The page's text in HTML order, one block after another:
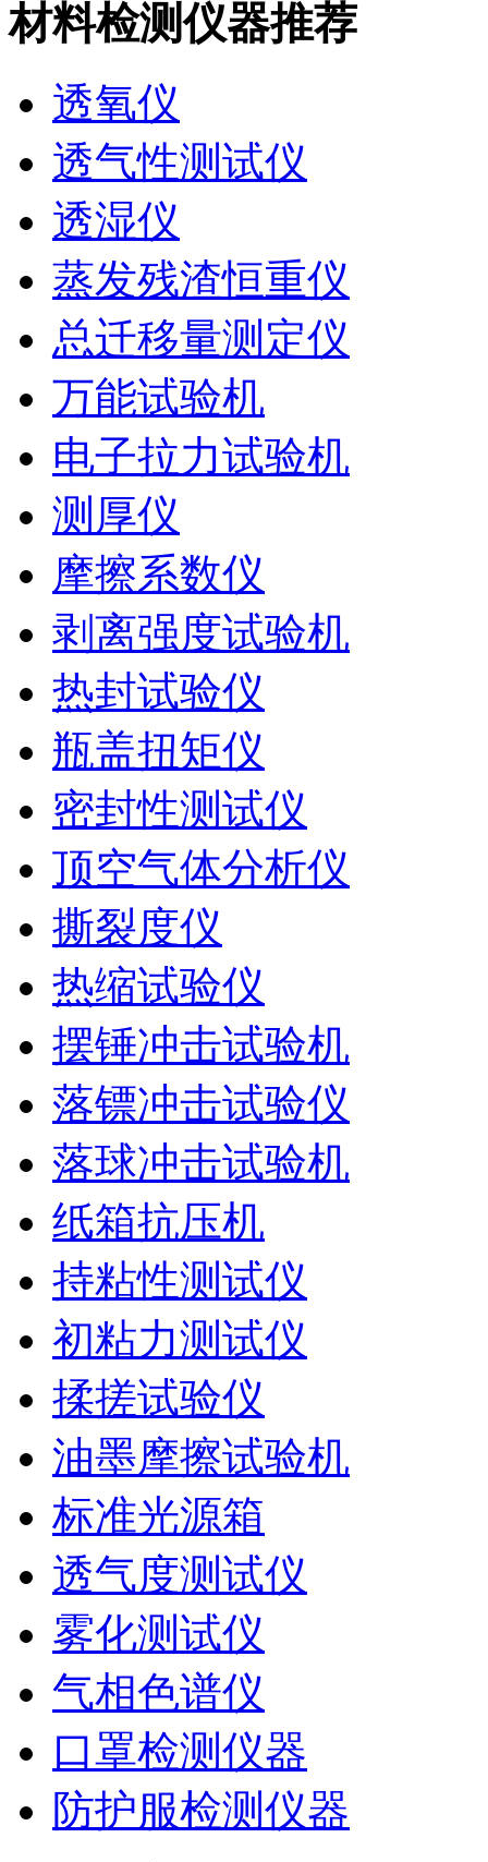
材料检测仪器推荐
透氧仪
透气性测试仪
透湿仪
蒸发残渣恒重仪
总迁移量测定仪
万能试验机
电子拉力试验机
测厚仪
摩擦系数仪
剥离强度试验机
热封试验仪
瓶盖扭矩仪
密封性测试仪
顶空气体分析仪
撕裂度仪
热缩试验仪
摆锤冲击试验机
落镖冲击试验仪
落球冲击试验机
纸箱抗压机
持粘性测试仪
初粘力测试仪
揉搓试验仪
油墨摩擦试验机
标准光源箱
透气度测试仪
雾化测试仪
气相色谱仪
口罩检测仪器
防护服检测仪器